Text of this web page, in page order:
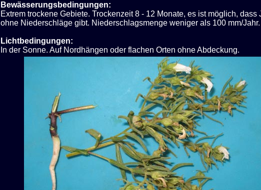
Bewässerungsbedingungen:
Extrem trockene Gebiete. Trockenzeit 8 - 12 Monate, es ist möglich, dass
ohne Niederschläge gibt. Niederschlagsmenge weniger als 100 mm/Jahr.
Lichtbedingungen:
In der Sonne. Auf Nordhängen oder flachen Orten ohne Abdeckung.